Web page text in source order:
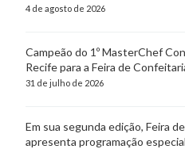
4 de agosto de 2026
Campeão do 1º MasterChef
Recife para a Feira de
31 de julho de 2026
Em sua segunda edição, Feira
apresenta programação